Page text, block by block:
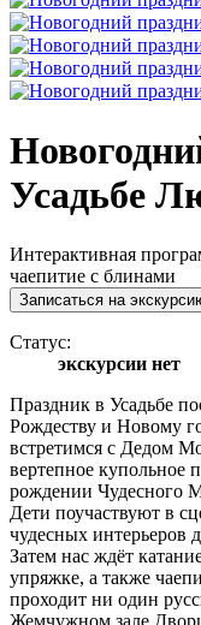
Усадьбе
Интерактивная
чаепитие с блинами
Записаться на
Статус:
экскурсии нет
Праздник в Усадьбе
Рождеству и Новому
встретимся с Дедом
вертепное купольное
рождении Чудесного
Дети поучаствуют в
чудесных интерьеров
Затем нас ждёт
упряжке, а также
проходит ни один
Жемчужном зале